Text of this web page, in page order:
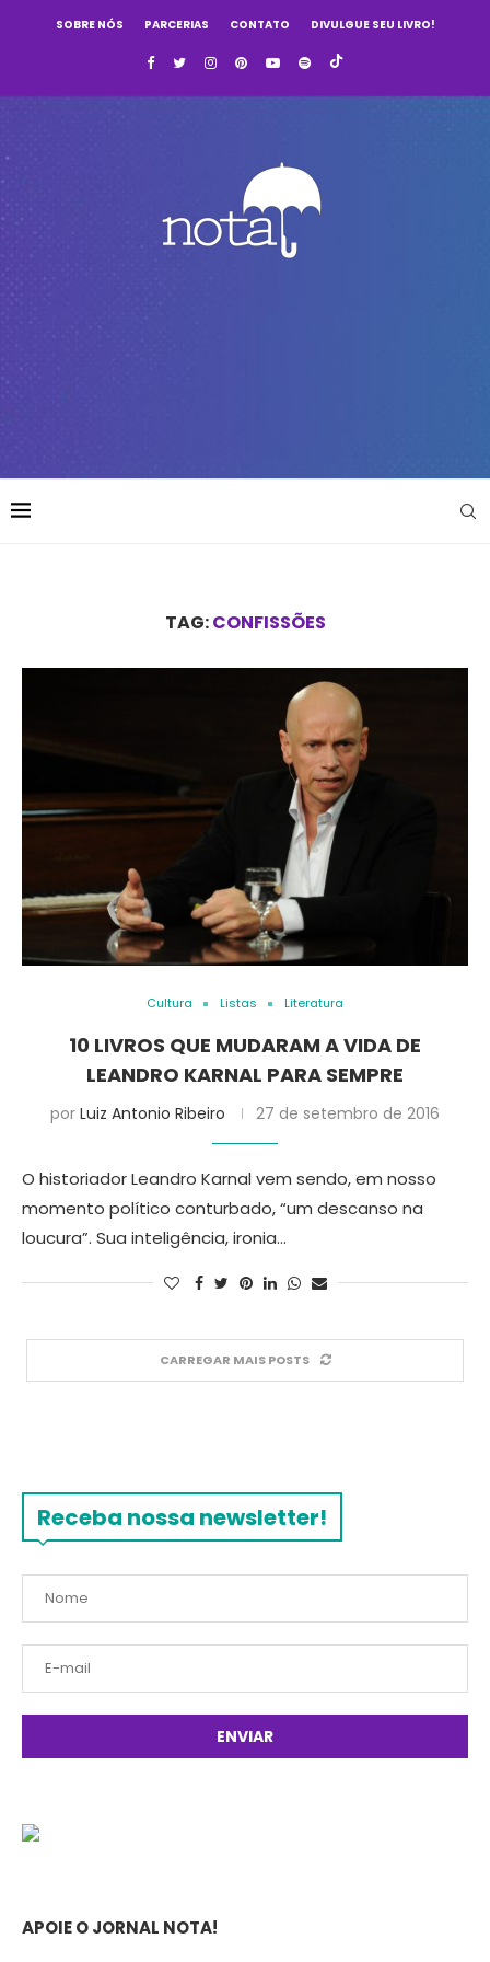
SOBRE NÓS PARCERIAS CONTATO DIVULGUE SEU LIVRO!
TAG:CONFISSÕES
Cultura Listas Literatura
10 LIVROS QUE MUDARAM A VIDA DE
LEANDRO KARNAL PARA SEMPRE
por Luiz Antonio Ribeiro 27 de setembro de 2016
O historiador Leandro Karnal vem sendo, em nosso
momento político conturbado, “um descanso na
loucura”. Sua inteligência, ironia…
CARREGAR MAIS POSTS
Receba nossa newsletter!
APOIE O JORNAL NOTA!